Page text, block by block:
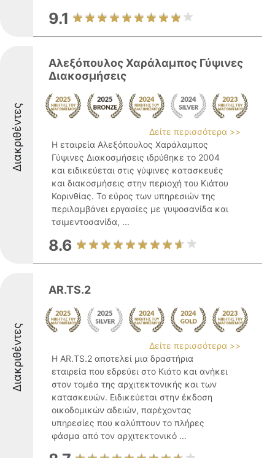
9.1
Διακριθέντες
Αλεξόπουλος Χαράλαμπος Γύψινες
Διακοσμήσεις
Δείτε περισσότερα >>
Η εταιρεία Αλεξόπουλος Χαράλαμπος
Γύψινες Διακοσμήσεις ιδρύθηκε το 2004
και ειδικεύεται στις γύψινες κατασκευές
και διακοσμήσεις στην περιοχή του Κιάτου
Κορινθίας. Το εύρος των υπηρεσιών της
περιλαμβάνει εργασίες με γυψοσανίδα και
τσιμεντοσανίδα, ...
8.6
Διακριθέντες
AR.TS.2
Δείτε περισσότερα >>
Η AR.TS.2 αποτελεί μια δραστήρια
εταιρεία που εδρεύει στο Κιάτο και ανήκει
στον τομέα της αρχιτεκτονικής και των
κατασκευών. Ειδικεύεται στην έκδοση
οικοδομικών αδειών, παρέχοντας
υπηρεσίες που καλύπτουν το πλήρες
φάσμα από τον αρχιτεκτονικό ...